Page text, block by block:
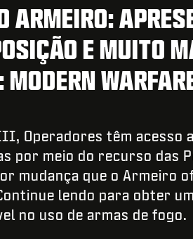
ARMEIRO:
E MUITO
MODERN
Operadores têm acesso
por meio do recurso das
mudança que o Armeiro
lendo para obter
no uso de armas de fogo.